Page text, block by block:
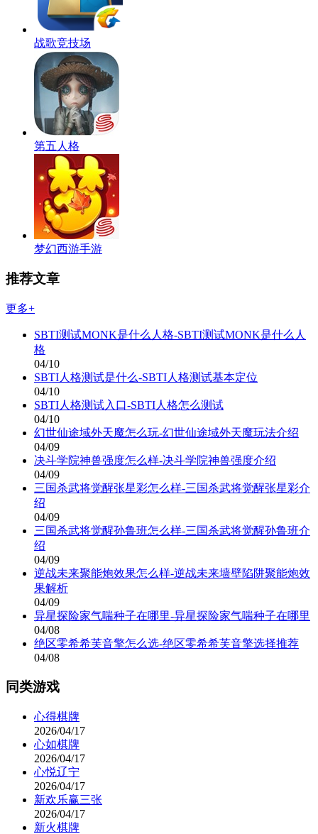
战歌竞技场
第五人格
梦幻西游手游
推荐文章
更多+
SBTI测试MONK是什么人格-SBTI测试MONK是什么人
格
04/10
SBTI人格测试是什么-SBTI人格测试基本定位
04/10
SBTI人格测试入口-SBTI人格怎么测试
04/10
幻世仙途域外天魔怎么玩-幻世仙途域外天魔玩法介绍
04/09
决斗学院神兽强度怎么样-决斗学院神兽强度介绍
04/09
三国杀武将觉醒张星彩怎么样-三国杀武将觉醒张星彩介
绍
04/09
三国杀武将觉醒孙鲁班怎么样-三国杀武将觉醒孙鲁班介
绍
04/09
逆战未来聚能炮效果怎么样-逆战未来墙壁陷阱聚能炮效
果解析
04/09
异星探险家气喘种子在哪里-异星探险家气喘种子在哪里
04/08
绝区零希希芙音擎怎么选-绝区零希希芙音擎选择推荐
04/08
同类游戏
心得棋牌
2026/04/17
心如棋牌
2026/04/17
心悦辽宁
2026/04/17
新欢乐赢三张
2026/04/17
新火棋牌